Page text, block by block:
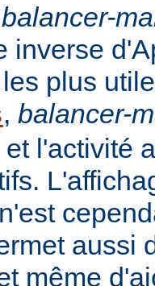
balancer-
inverse
plus
, balancer-
l'activité
aussi
même